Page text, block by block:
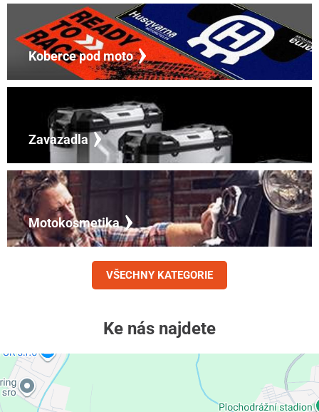
Koberce pod moto
Zavazadla
Motokosmetika
VŠECHNY KATEGORIE
Ke nás najdete